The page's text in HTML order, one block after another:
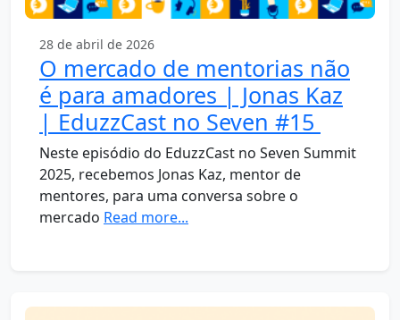
28 de abril de 2026
O mercado de mentorias não
é para amadores | Jonas Kaz
| EduzzCast no Seven #15
Neste episódio do EduzzCast no Seven Summit
2025, recebemos Jonas Kaz, mentor de
mentores, para uma conversa sobre o
mercado Read more...